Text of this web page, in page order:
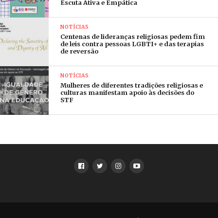
quer, ou mesmo não crer em nada.
Escuta Ativa e Empática
NOTÍCIAS
Centenas de lideranças religiosas pedem fim
de leis contra pessoas LGBTI+ e das terapias
de reversão
NOTÍCIAS
Mulheres de diferentes tradições religiosas e
culturas manifestam apoio às decisões do
STF